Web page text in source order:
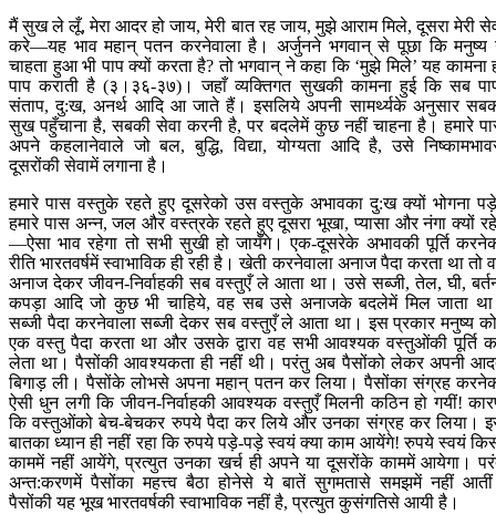
मैं सुख ले लूँ, मेरा आदर हो जाय, मेरी बात रह जाय, मुझे आराम मिले, दूसरा मेरी
करे—यह भाव महान् पतन करनेवाला है। अर्जुनने भगवान् से पूछा कि मनुष्य
चाहता हुआ भी पाप क्यों करता है? तो भगवान् ने कहा कि ‘मुझे मिले’ यह कामना
पाप कराती है (३।३६-३७)। जहाँ व्यक्तिगत सुखकी कामना हुई कि सब
संताप, दु:ख, अनर्थ आदि आ जाते हैं। इसलिये अपनी सामर्थ्यके अनुसार
सुख पहुँचाना है, सबकी सेवा करनी है, पर बदलेमें कुछ नहीं चाहना है। हमारे
अपने कहलानेवाले जो बल, बुद्धि, विद्या, योग्यता आदि है, उसे
दूसरोंकी सेवामें लगाना है।
हमारे पास वस्तुके रहते हुए दूसरेको उस वस्तुके अभावका दु:ख क्यों भोगना
हमारे पास अन्न, जल और वस्त्रके रहते हुए दूसरा भूखा, प्यासा और नंगा क्यों
—ऐसा भाव रहेगा तो सभी सुखी हो जायँगे। एक-दूसरेके अभावकी पूर्ति
रीति भारतवर्षमें स्वाभाविक ही रही है। खेती करनेवाला अनाज पैदा करता था तो
अनाज देकर जीवन-निर्वाहकी सब वस्तुएँ ले आता था। उसे सब्जी, तेल, घी,
कपड़ा आदि जो कुछ भी चाहिये, वह सब उसे अनाजके बदलेमें मिल जाता
सब्जी पैदा करनेवाला सब्जी देकर सब वस्तुएँ ले आता था। इस प्रकार मनुष्य
एक वस्तु पैदा करता था और उसके द्वारा वह सभी आवश्यक वस्तुओंकी पूर्ति
लेता था। पैसोंकी आवश्यकता ही नहीं थी। परंतु अब पैसोंको लेकर अपनी
बिगाड़ ली। पैसोंके लोभसे अपना महान् पतन कर लिया। पैसोंका संग्रह
ऐसी धुन लगी कि जीवन-निर्वाहकी आवश्यक वस्तुएँ मिलनी कठिन हो गयीं!
कि वस्तुओंको बेच-बेचकर रुपये पैदा कर लिये और उनका संग्रह कर लिया।
बातका ध्यान ही नहीं रहा कि रुपये पड़े-पड़े स्वयं क्या काम आयेंगे! रुपये स्वयं
काममें नहीं आयेंगे, प्रत्युत उनका खर्च ही अपने या दूसरोंके काममें आयेगा।
अन्त:करणमें पैसोंका महत्त्व बैठा होनेसे ये बातें सुगमतासे समझमें नहीं
पैसोंकी यह भूख भारतवर्षकी स्वाभाविक नहीं है, प्रत्युत कुसंगतिसे आयी है।